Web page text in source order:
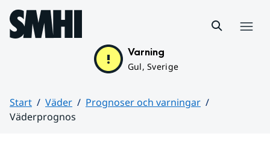
Hoppa till sidans innehåll
Varning
Gul, Sverige
Start Väder
Prognoser och varningar
Väderprognos